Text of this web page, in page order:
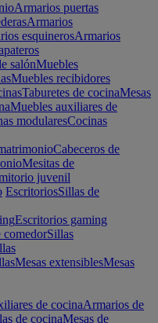
Armarios puertas
Armarios
esquinerosArmarios
salónMuebles
Muebles recibidores
Taburetes de cocinaMesas
Muebles auxiliares de
modularesCocinas
Cabeceros de
Mesitas de
juvenil
EscritoriosSillas de
Escritorios gaming
comedorSillas
Mesas extensiblesMesas
de cocinaArmarios de
de cocinaMesas de